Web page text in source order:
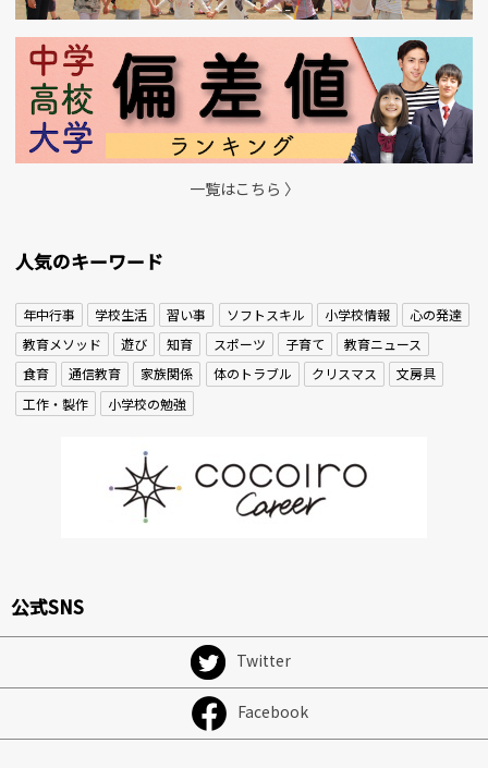
一覧はこちら 〉
人気のキーワード
年中行事 学校生活 習い事 ソフトスキル 小学校情報
心の発達
教育メソッド
遊び 知育 スポーツ 子育て
教育ニュース
食育
通信教育 家族関係 体のトラブル クリスマス
文房具
工作・製作
小学校の勉強
公式SNS
Twitter
Facebook